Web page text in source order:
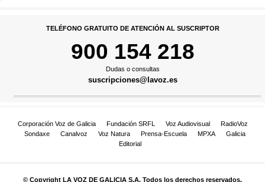
TELÉFONO GRATUITO DE ATENCIÓN AL SUSCRIPTOR
900 154 218
Dudas o consultas
suscripciones@lavoz.es
Corporación Voz de Galicia Fundación SRFL Voz Audiovisual
RadioVoz
Sondaxe
Canalvoz Voz Natura Prensa-Escuela MPXA
Galicia
Editorial
© Copyright LA VOZ DE GALICIA S.A. Todos los derechos reservados.